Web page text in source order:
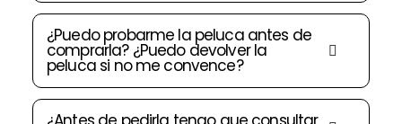
¿Puedo probarme la peluca antes de
comprarla? ¿Puedo devolver la
peluca si no me convence?